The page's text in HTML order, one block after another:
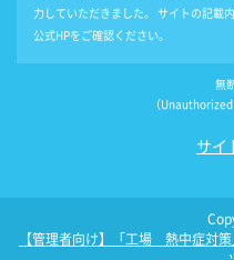
力していただきました。 サイトの記載
公式HPをご確認ください。
無
（
サイ
【管理者向け】「工場 熱中症対